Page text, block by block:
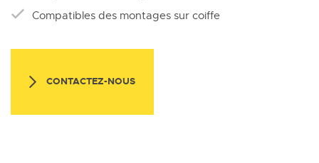
Compatibles des montages sur coiffe
CONTACTEZ-NOUS